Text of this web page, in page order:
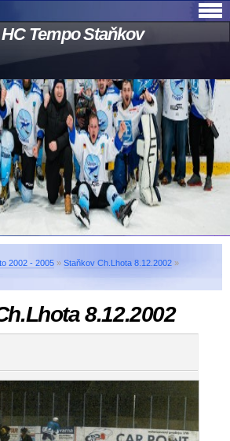
Tempo Staňkov
2002 - 2005 » Staňkov Ch.Lhota 8.12.2002 »
8.12.2002